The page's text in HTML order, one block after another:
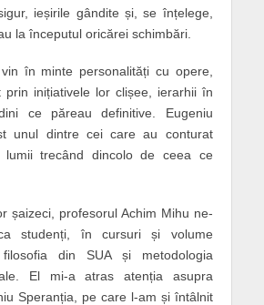
ieșirile gândite și, se înțelege,
la începutul oricărei schimbări.
în minte personalități cu opere,
prin inițiativele lor clișee, ierarhii în
ce păreau definitive. Eugeniu
unul dintre cei care au conturat
lumii trecând dincolo de ceea ce
șaizeci, profesorul Achim Mihu ne-
studenți, în cursuri și volume
din SUA și metodologia
El mi-a atras atenția asupra
Speranția, pe care l-am și întâlnit